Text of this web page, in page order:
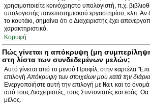
χρησιμοποιείτε κοινόχρηστο υπολογιστή, π.χ.
υπολογιστής πανεπιστημιακού εργαστηρίου, κλπ. Αν
το κουτάκι, σημαίνει ότι ο Διαχειριστής έχει
χαρακτηριστικό.
Κορυφή
Πώς γίνεται η απόκρυψη (μη
στη λίστα των συνδεδεμένων μελών;
Αυτό γίνεται από το μενού Προφίλ, στην καρτέλα
επιλογήΑπόκρυψη των στοιχείων μου κατά την
Ενεργοποιήστε αυτή την επιλογή με Ναι και το
από τους Διαχειριστές, τους Συντονιστές και εσάς.
μέλος.